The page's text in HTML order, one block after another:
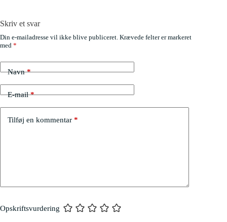
Skriv et svar
Din e-mailadresse vil ikke blive publiceret. Krævede felter er markeret
med *
Navn*
E-mail*
Tilføj en kommentar *
Opskriftsvurdering